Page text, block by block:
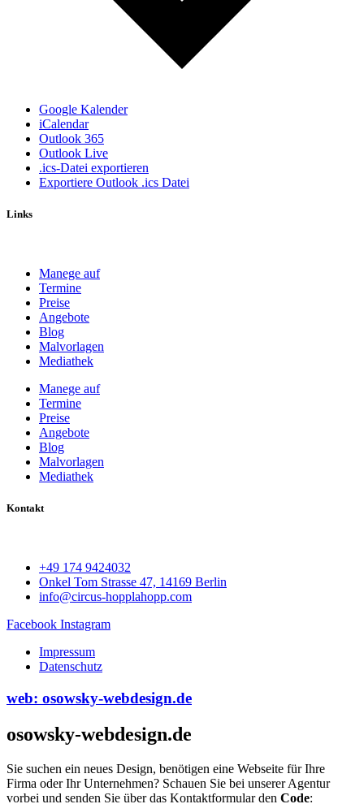
Google Kalender
iCalendar
Outlook 365
Outlook Live
.ics-Datei exportieren
Exportiere Outlook .ics Datei
Links
Manege auf
Termine
Preise
Angebote
Blog
Malvorlagen
Mediathek
Manege auf
Termine
Preise
Angebote
Blog
Malvorlagen
Mediathek
Kontakt
+49 174 9424032
Onkel Tom Strasse 47, 14169 Berlin
info@circus-hopplahopp.com
Facebook Instagram
Impressum
Datenschutz
web: osowsky-webdesign.de
osowsky-webdesign.de
Sie suchen ein neues Design, benötigen eine Webseite für Ihre
Firma oder Ihr Unternehmen? Schauen Sie bei unserer Agentur
vorbei und senden Sie über das Kontaktformular den Code: